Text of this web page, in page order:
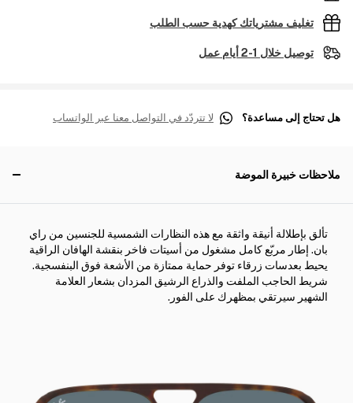
تغليف مشترياتك كهدية حسب الطلب
توصيل خلال 1-2 أيام عمل
هل تحتاج إلى مساعدة؟ لا تتردّد في التواصل معنا عبر الواتساب
ملاحظات خبيرة الموضة
تألق بإطلالة أنيقة واثقة مع هذه النظارات الشمسية للجنسين من راي
بان. إطار مربّع كامل مشغول من أسيتات فاخر بنقشة الهافان الراقية
يحيط بعدسات زرقاء توفر حماية ممتازة من الأشعة فوق البنفسجية.
شريط الحاجب الملفت والذراع الرشيق المزدان بشعار العلامة
الشهير سيرتقي بمظهرك على الفور.